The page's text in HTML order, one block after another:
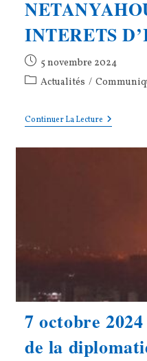
INTERETS
Publication
publiée :
5 novembre 2024
PostActualités /
Continuer La Lecture
DESSERT
7 octobre
de la